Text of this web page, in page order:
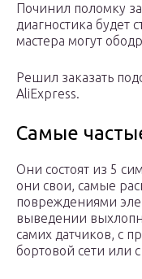
Починил поломку
диагностика будет
мастера могут
Решил заказать
AliExpress.
Самые
Они состоят из 5
они свои, самые
повреждениями
выведении
самих датчиков, с
бортовой сети или